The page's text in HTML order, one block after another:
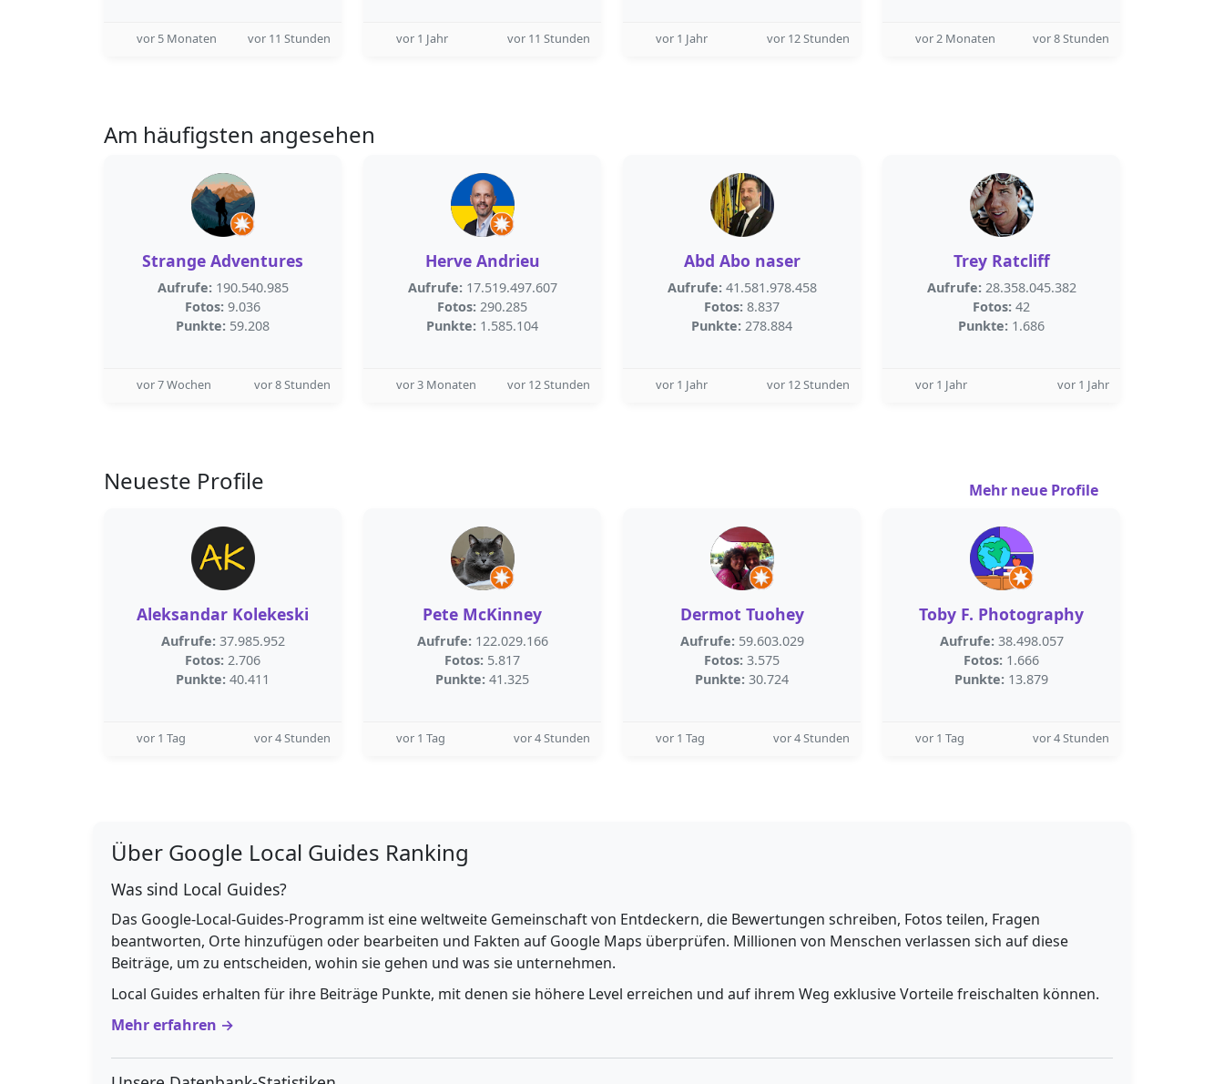
vor 5 Monaten vor 11 Stunden vor 1 Jahr vor 11 Stunden vor 1 Jahr vor 12 Stunden vor 2 Monaten vor 8 Stunden
Am häufigsten angesehen
Strange Adventures
Aufrufe: 190.540.985
Fotos: 9.036
Punkte: 59.208
vor 7 Wochen vor 8 Stunden
Herve Andrieu
Aufrufe: 17.519.497.607
Fotos: 290.285
Punkte: 1.585.104
vor 3 Monaten vor 12 Stunden
Abd Abo naser
Aufrufe: 41.581.978.458
Fotos: 8.837
Punkte: 278.884
vor 1 Jahr vor 12 Stunden
Trey Ratcliff
Aufrufe: 28.358.045.382
Fotos: 42
Punkte: 1.686
vor 1 Jahr vor 1 Jahr
Neueste Profile Mehr neue Profile
Aleksandar Kolekeski
Aufrufe: 37.985.952
Fotos: 2.706
Punkte: 40.411
vor 1 Tag vor 4 Stunden
Pete McKinney
Aufrufe: 122.029.166
Fotos: 5.817
Punkte: 41.325
vor 1 Tag vor 4 Stunden
Dermot Tuohey
Aufrufe: 59.603.029
Fotos: 3.575
Punkte: 30.724
vor 1 Tag vor 4 Stunden
Toby F. Photography
Aufrufe: 38.498.057
Fotos: 1.666
Punkte: 13.879
vor 1 Tag vor 4 Stunden
Über Google Local Guides Ranking
Was sind Local Guides?
Das Google-Local-Guides-Programm ist eine weltweite Gemeinschaft von Entdeckern, die Bewertungen schreiben, Fotos teilen, Fragen
beantworten, Orte hinzufügen oder bearbeiten und Fakten auf Google Maps überprüfen. Millionen von Menschen verlassen sich auf diese
Beiträge, um zu entscheiden, wohin sie gehen und was sie unternehmen.
Local Guides erhalten für ihre Beiträge Punkte, mit denen sie höhere Level erreichen und auf ihrem Weg exklusive Vorteile freischalten können.
Mehr erfahren →